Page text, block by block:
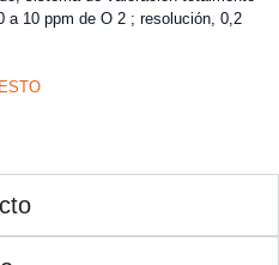
a 10 ppm de O 2 ; resolución, 0,2